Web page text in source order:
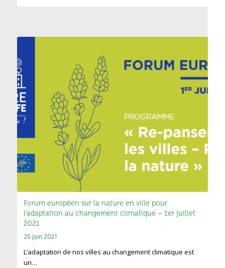
Forum européen sur la nature en ville pour
l’adaptation au changement climatique – 1er juillet
2021
25 juin 2021
L’adaptation de nos villes au changement climatique est
un…